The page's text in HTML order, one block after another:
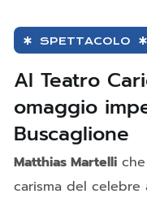
SPETTACOLO
Al Teatro
omaggio
Buscaglione
Matthias Martelli
carisma del celebre